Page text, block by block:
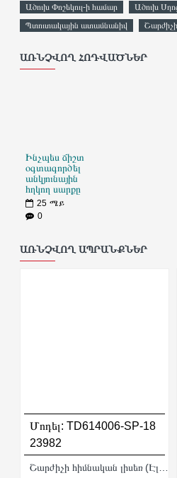
Ածուխ Փոշեկուլ-ի համար Ածուխ
Պտուտակային ատամնանիվ
ԱՌՆՉՎՈՂ ՀՈԴՎԱԾՆԵՐ
Ինչպես ճիշտ
օգտագործել
անկյունային
հղկող սարքը
25 ሜይ
0
ԱՌՆՉՎՈՂ ԱՊՐԱՆՔՆԵՐ
Մոդել: TD614006-SP-18
23982